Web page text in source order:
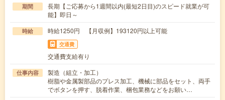
期間
長期【ご応募から1週間以内(最短2日目)のスピード就業が可
能】即日～
時給 時給1250円 【月収例】193120円以上可能
交通費
交通費支給有り
仕事内容
製造（組立・加工）
樹脂や金属製部品のプレス加工、機械に部品をセット、両手
でボタンを押す、脱着作業、梱包業務などをお願い…